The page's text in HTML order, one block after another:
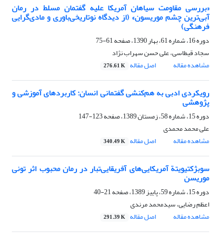
«بررسی مقاومت سیاهان آمریکا علیه گفتمان مسلط در رمان
آبی‌ترین چشم موریسون» (از دیدگاه نوتاریخی‌باوری و مادی‌گرایی
فرهنگی)
دوره 16، شماره 61، بهار 1390، صفحه
61-75
سجاد قیطاسی، علی حسن سهراب نژاد
مشاهده مقاله
اصل مقاله 276.61 K
رویکردی ادبی به هم‌کنشی گفتمانی انسان: کاربردهای آموزشی و
پژوهشی
دوره 15، شماره 58، زمستان 1389، صفحه
123-147
علی محمد محمدی
مشاهده مقاله
اصل مقاله 340.49 K
سوبژکتیویتة آمریکایی‌های آفریقایی‌تبار در رمان محبوب اثر تونی
موریسن
دوره 15، شماره 59، پاییز 1389، صفحه
21-40
اعظم رضایی، سیدمحمد مرندی
مشاهده مقاله
اصل مقاله 291.39 K